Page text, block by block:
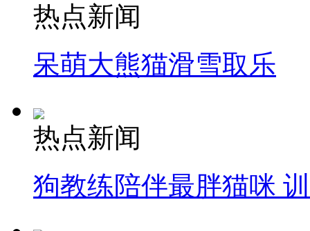
热点新闻
呆萌大熊猫滑雪取乐
热点新闻
狗教练陪伴最胖猫咪